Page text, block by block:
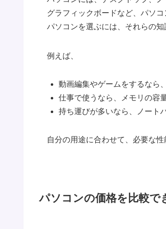
グラフィックボードなど、パソ
パソコンを選ぶには、それらの知
例えば、
動画編集やゲームをするなら
仕事で使うなら、メモリの容
持ち運びが多いなら、ノート
自分の用途に合わせて、必要な性
パソコンの価格を比較で